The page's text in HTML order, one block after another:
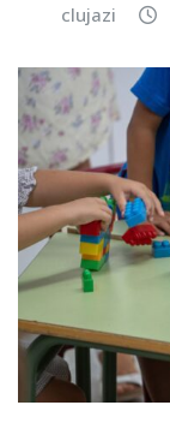
clujazi